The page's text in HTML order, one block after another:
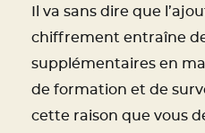
Il va sans dire que
chiffrement entraîne
supplémentaires en
de formation et de
cette raison que vous